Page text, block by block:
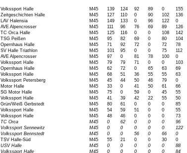
Volkssport Halle M45 139 124 92 89 0 155
Zeitgeschichten Halle M45 127 110 0 90 102 136
LAV Halensia M45 149 133 0 96 122 0
AVE Alpencrosser M45 111 96 76 69 89 126
TC Orca Halle M45 125 116 0 0 108 142
TSG Peißen M45 95 82 69 0 80 104
Opernhaus Halle M45 71 92 72 0 72 78
SV Halle Triathlon M45 101 95 0 0 75 112
AVE Alpencrosser M45 97 0 81 78 100 0
Volkssport Halle M45 79 79 71 0 0 103
Opernhaus Halle M45 62 72 0 65 63 69
Volkssport Halle M45 68 51 36 55 55 63
Volkssport Petersberg M45 45 44 50 46 79 0
Motor Halle M45 33 0 41 50 61 66
SG Motor Halle M45 75 0 59 0 45 55
Volkssport Halle M45 41 39 42 22 55 50
Grün/Weiß Gerbstedt M45 80 61 0 0 0 85
Volkssport Halle M45 54 59 51 0 0 55
Volkssport Halle M45 48 46 0 0 0 73
TC Orca M45 0 62 0 0 0 96
Volkssport Sennewitz M45 0 0 0 0 0 122
Volkssport Bennstedt M45 0 0 56 0 66 0
TSV Halle-Süd M45 55 21 0 0 30 0
USV Halle M45 0 0 0 0 0 88
Volkssport Halle M45 0 0 0 0 0 84